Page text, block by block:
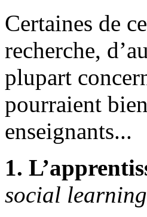
Certaines de
recherche,
plupart
pourraient
enseignants...
1.
social learning